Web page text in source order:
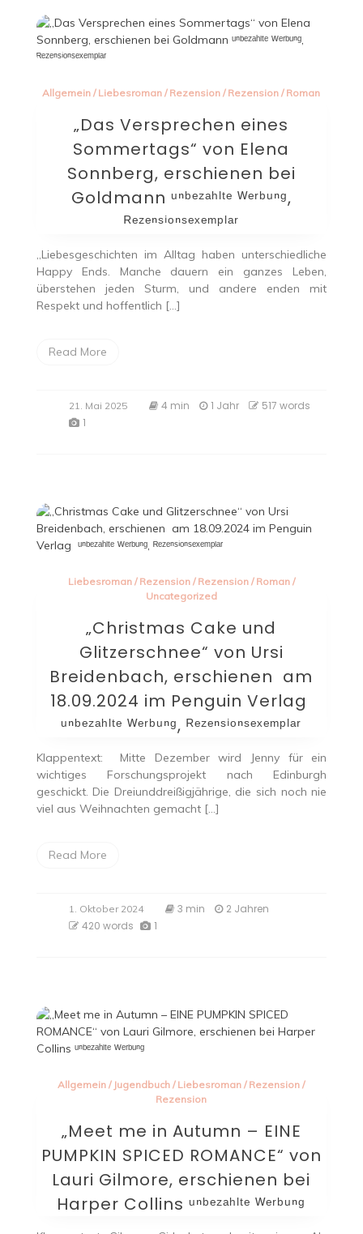
Allgemein / Liebesroman / Rezension / Rezension / Roman
„Das Versprechen eines
Sommertags“ von Elena
Sonnberg, erschienen bei
Goldmann ᵘⁿᵇᵉᶻᵃʰˡᵗᵉ ᵂᵉʳᵇᵘⁿᵍ,
ᴿᵉᶻᵉⁿˢⁱᵒⁿˢᵉˣᵉᵐᵖˡᵃʳ
„Liebesgeschichten im Alltag haben unterschiedliche
Happy Ends. Manche dauern ein ganzes Leben,
überstehen jeden Sturm, und andere enden mit
Respekt und hoffentlich […]
Read More
21. Mai 2025 4 min 1 Jahr
517 words
1
Liebesroman/ Rezension/ Rezension/ Roman/
Uncategorized
„Christmas Cake und
Glitzerschnee“ von Ursi
Breidenbach, erschienen am
18.09.2024 im Penguin Verlag
ᵘⁿᵇᵉᶻᵃʰˡᵗᵉ ᵂᵉʳᵇᵘⁿᵍ, ᴿᵉᶻᵉⁿˢⁱᵒⁿˢᵉˣᵉᵐᵖˡᵃʳ
Klappentext: Mitte Dezember wird Jenny für ein
wichtiges Forschungsprojekt nach Edinburgh
geschickt. Die Dreiunddreißigjährige, die sich noch nie
viel aus Weihnachten gemacht […]
Read More
1. Oktober 2024 3 min
2 Jahren
420 words
1
Allgemein / Jugendbuch / Liebesroman / Rezension /
Rezension
„Meet me in Autumn – EINE
PUMPKIN SPICED ROMANCE“ von
Lauri Gilmore, erschienen bei
Harper Collins ᵘⁿᵇᵉᶻᵃʰˡᵗᵉ ᵂᵉʳᵇᵘⁿᵍ